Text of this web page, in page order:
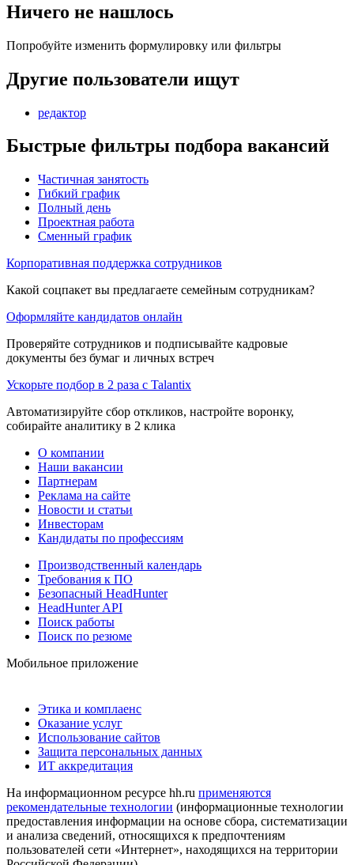
Ничего не нашлось
Попробуйте изменить формулировку или фильтры
Другие пользователи ищут
редактор
Быстрые фильтры подбора вакансий
Частичная занятость
Гибкий график
Полный день
Проектная работа
Сменный график
Корпоративная поддержка сотрудников
Какой соцпакет вы предлагаете семейным сотрудникам?
Оформляйте кандидатов онлайн
Проверяйте сотрудников и подписывайте кадровые
документы без бумаг и личных встреч
Ускорьте подбор в 2 раза с Talantix
Автоматизируйте сбор откликов, настройте воронку,
собирайте аналитику в 2 клика
О компании
Наши вакансии
Партнерам
Реклама на сайте
Новости и статьи
Инвесторам
Кандидаты по профессиям
Производственный календарь
Требования к ПО
Безопасный HeadHunter
HeadHunter API
Поиск работы
Поиск по резюме
Мобильное приложение
Этика и комплаенс
Оказание услуг
Использование сайтов
Защита персональных данных
ИТ аккредитация
На информационном ресурсе hh.ru применяются
рекомендательные технологии (информационные технологии
предоставления информации на основе сбора, систематизации
и анализа сведений, относящихся к предпочтениям
пользователей сети «Интернет», находящихся на территории